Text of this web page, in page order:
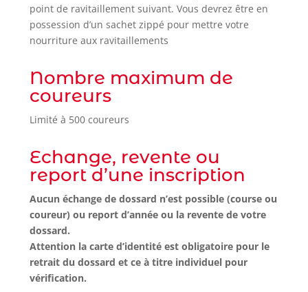
point de ravitaillement suivant. Vous devrez être en
possession d’un sachet zippé pour mettre votre
nourriture aux ravitaillements
Nombre maximum de
coureurs
Limité à 500 coureurs
Echange, revente ou
report d’une inscription
Aucun échange de dossard n’est possible (course ou
coureur) ou report d’année ou la revente de votre
dossard.
Attention la carte d’identité est obligatoire pour le
retrait du dossard et ce à titre individuel pour
vérification.